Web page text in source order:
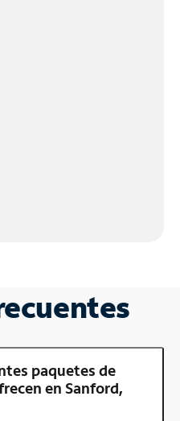
paquetes de
en Sanford,